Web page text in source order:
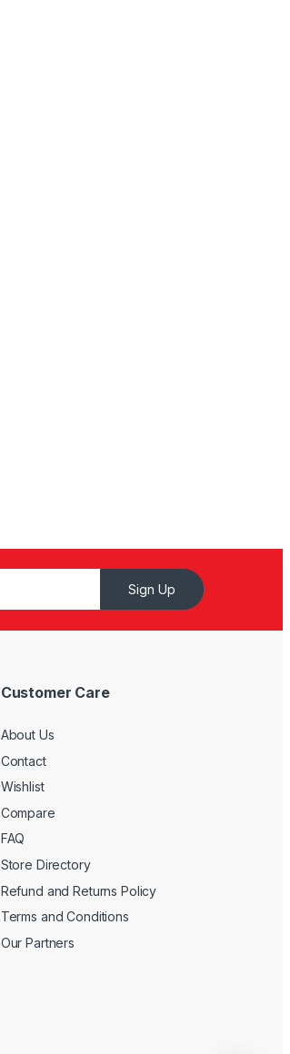
Sign Up
Customer Care
About Us
Contact
Wishlist
Compare
FAQ
Store Directory
Refund and Returns Policy
Terms and Conditions
Our Partners